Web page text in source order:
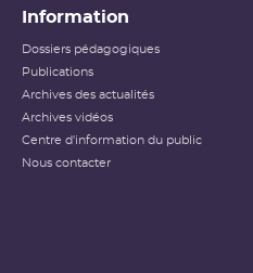
Information
Dossiers pédagogiques
Publications
Archives des actualités
Archives vidéos
Centre d'information du public
Nous contacter